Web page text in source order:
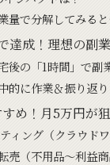
量で分解してみる
達成！理想の副
後の「1時間」で副
的に作業＆振り返り
め！月5万円が
ング（クラウドワ
（不用品〜利益商